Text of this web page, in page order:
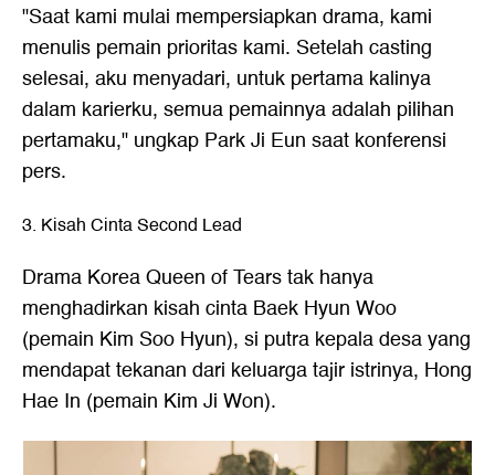
"Saat kami mulai mempersiapkan drama, kami
menulis pemain prioritas kami. Setelah casting
selesai, aku menyadari, untuk pertama kalinya
dalam karierku, semua pemainnya adalah pilihan
pertamaku," ungkap Park Ji Eun saat konferensi
pers.
3. Kisah Cinta Second Lead
Drama Korea Queen of Tears tak hanya
menghadirkan kisah cinta Baek Hyun Woo
(pemain Kim Soo Hyun), si putra kepala desa yang
mendapat tekanan dari keluarga tajir istrinya, Hong
Hae In (pemain Kim Ji Won).